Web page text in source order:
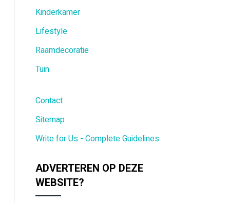
Kinderkamer
Lifestyle
Raamdecoratie
Tuin
Contact
Sitemap
Write for Us - Complete Guidelines
ADVERTEREN OP DEZE
WEBSITE?